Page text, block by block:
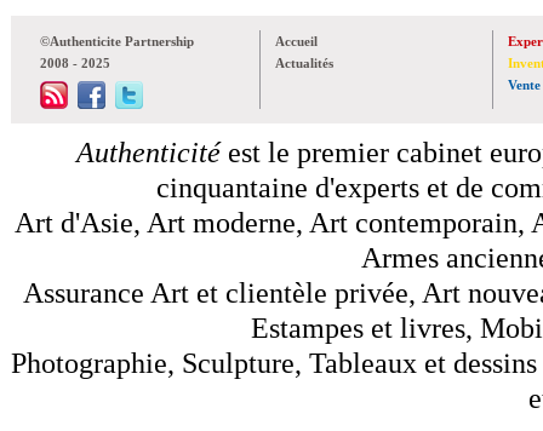
©Authenticite Partnership
2008 - 2025
Accueil
Actualités
Vente
Authenticitéest le premier cabinet
cinquantaine d'experts et de
Art d'Asie, Art moderne, Art contemporain,
Armes
Assurance Art et clientèle privée, Art
Estampes et livres,
Photographie, Sculpture, Tableaux et